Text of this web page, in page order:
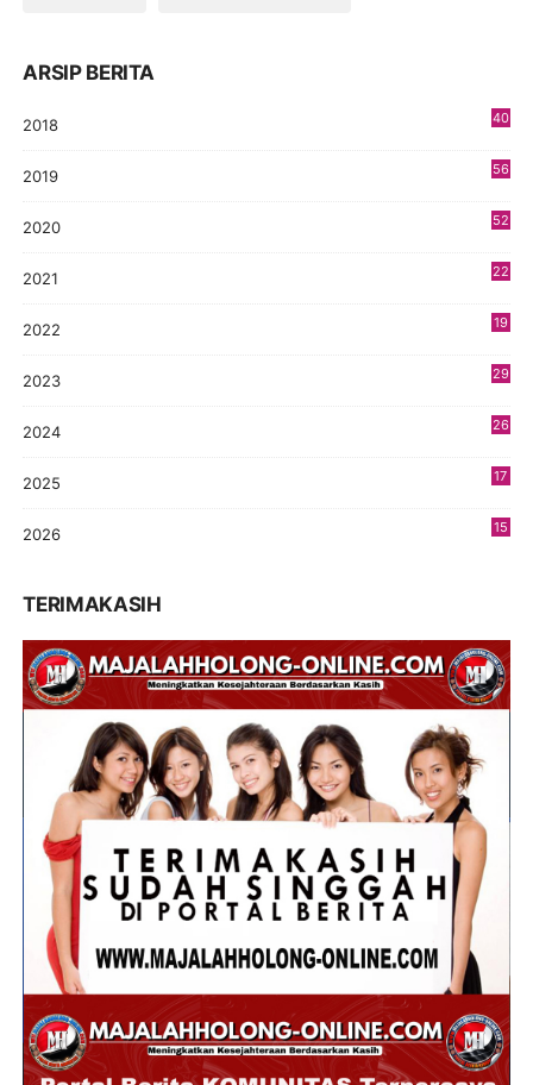
ARSIP BERITA
2018
40
2019
56
2020
52
2021
22
2022
19
2023
29
2024
26
2025
17
2026
15
TERIMAKASIH